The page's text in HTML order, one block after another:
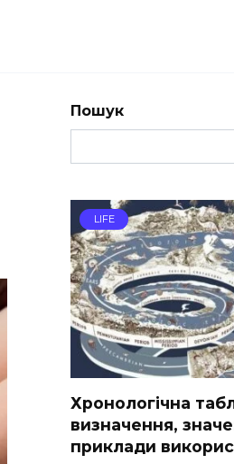
Пошук
LIFE
Хронологічна
визначення,
приклади